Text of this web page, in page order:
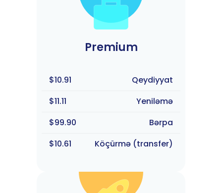
Premium
$10.91
Qeydiyyat
$11.11
Yeniləmə
$99.90
Bərpa
$10.61
Köçürmə (transfer)